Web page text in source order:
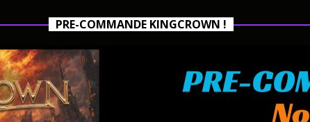
PRE-COMMANDE KINGCROWN !